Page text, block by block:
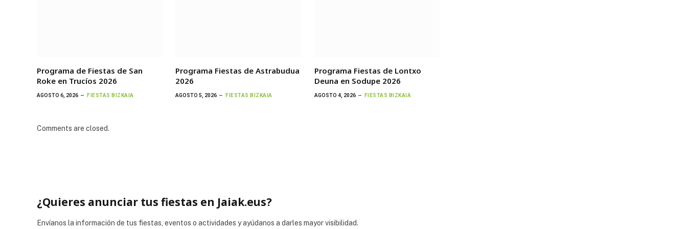
Programa de Fiestas de San
Roke en Trucíos 2026
AGOSTO 6, 2026 FIESTAS BIZKAIA
Programa Fiestas de Astrabudua
2026
AGOSTO 5, 2026 FIESTAS BIZKAIA
Programa Fiestas de Lontxo
Deuna en Sodupe 2026
AGOSTO 4, 2026 FIESTAS BIZKAIA
Comments are closed.
¿Quieres anunciar tus fiestas en Jaiak.eus?
Envíanos la información de tus fiestas, eventos o actividades y ayúdanos a darles mayor visibilidad.